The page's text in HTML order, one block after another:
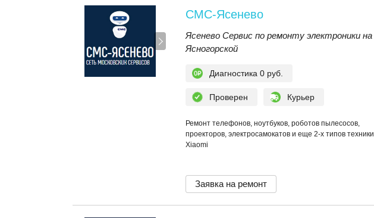
СМС-Ясенево
Ясенево Сервис по ремонту электроники на
Ясногорской
Диагностика 0 руб.
Проверен Курьер
Ремонт телефонов, ноутбуков, роботов пылесосов,
проекторов, электросамокатов и еще 2-х типов техники
Xiaomi
Заявка на ремонт